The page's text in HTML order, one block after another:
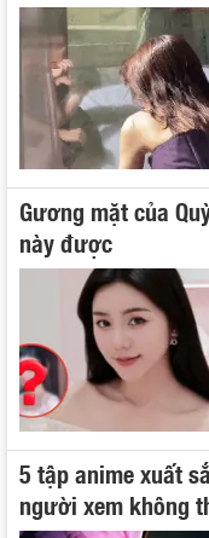
Gương mặt của
này được
5 tập anime xuất
người xem không